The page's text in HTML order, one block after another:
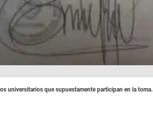
universitarios que supuestamente participan en la toma.